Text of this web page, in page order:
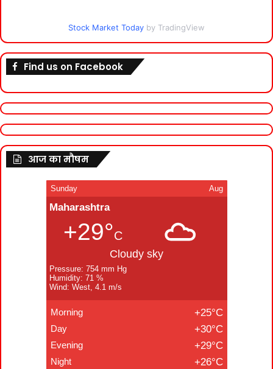
Stock Market Today by TradingView
Find us on Facebook
आज का मौषम
Sunday Aug
Maharashtra
+29°C
Cloudy sky
Pressure: 754 mm Hg
Humidity: 71 %
Wind: West, 4.1 m/s
Morning +25°C
Day +30°C
Evening +29°C
Night +26°C